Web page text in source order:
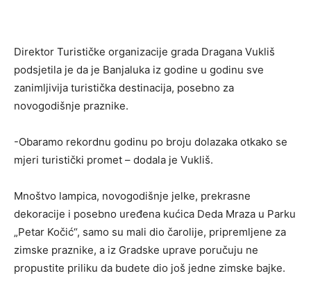
Direktor Turističke organizacije grada Dragana Vukliš
podsjetila je da je Banjaluka iz godine u godinu sve
zanimljivija turistička destinacija, posebno za
novogodišnje praznike.
-Obaramo rekordnu godinu po broju dolazaka otkako se
mjeri turistički promet – dodala je Vukliš.
Mnoštvo lampica, novogodišnje jelke, prekrasne
dekoracije i posebno uređena kućica Deda Mraza u Parku
„Petar Kočić“, samo su mali dio čarolije, pripremljene za
zimske praznike, a iz Gradske uprave poručuju ne
propustite priliku da budete dio još jedne zimske bajke.